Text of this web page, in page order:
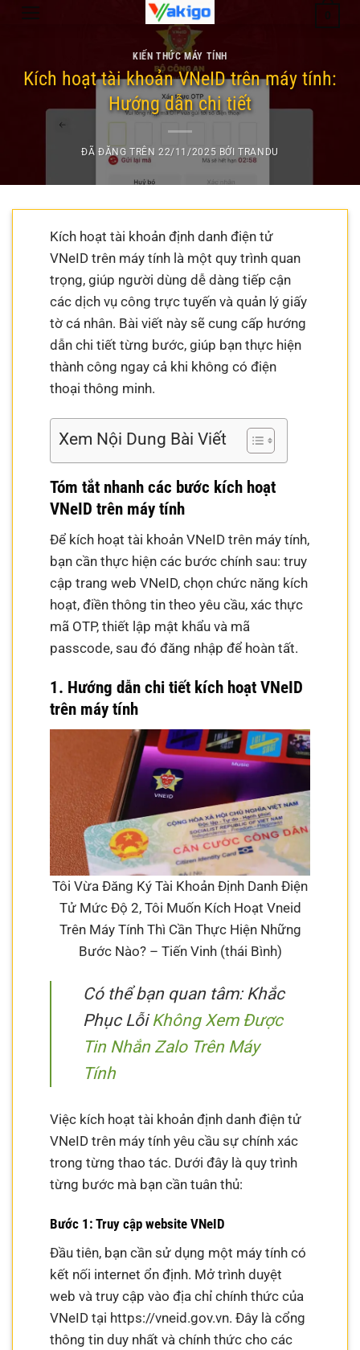
Chuyển
dung
0
KIẾN THỨC MÁY TÍNH
Kích hoạt tài khoản VNeID trên máy tính:
Hướng dẫn chi tiết
ĐÃ ĐĂNG TRÊN22/11/2025 BỞITRANDU
Kích hoạt tài khoản định danh điện tử
VNeID trên máy tính là một quy trình quan
trọng, giúp người dùng dễ dàng tiếp cận
các dịch vụ công trực tuyến và quản lý giấy
tờ cá nhân. Bài viết này sẽ cung cấp hướng
dẫn chi tiết từng bước, giúp bạn thực hiện
thành công ngay cả khi không có điện
thoại thông minh.
Xem Nội Dung Bài Viết
Tóm tắt nhanh các bước kích hoạt
VNeID trên máy tính
Để kích hoạt tài khoản VNeID trên máy tính,
bạn cần thực hiện các bước chính sau: truy
cập trang web VNeID, chọn chức năng kích
hoạt, điền thông tin theo yêu cầu, xác thực
mã OTP, thiết lập mật khẩu và mã
passcode, sau đó đăng nhập để hoàn tất.
1. Hướng dẫn chi tiết kích hoạt VNeID
trên máy tính
Tôi Vừa Đăng Ký Tài Khoản Định Danh Điện
Tử Mức Độ 2, Tôi Muốn Kích Hoạt Vneid
Trên Máy Tính Thì Cần Thực Hiện Những
Bước Nào? – Tiến Vinh (thái Bình)
Có thể bạn quan tâm: Khắc
Phục LỗiKhông Xem Được
Tin Nhắn Zalo Trên Máy
Tính
Việc kích hoạt tài khoản định danh điện tử
VNeID trên máy tính yêu cầu sự chính xác
trong từng thao tác. Dưới đây là quy trình
từng bước mà bạn cần tuân thủ:
Bước 1: Truy cập website VNeID
Đầu tiên, bạn cần sử dụng một máy tính có
kết nối internet ổn định. Mở trình duyệt
web và truy cập vào địa chỉ chính thức của
VNeID tại https://vneid.gov.vn. Đây là cổng
thông tin duy nhất và chính thức cho các